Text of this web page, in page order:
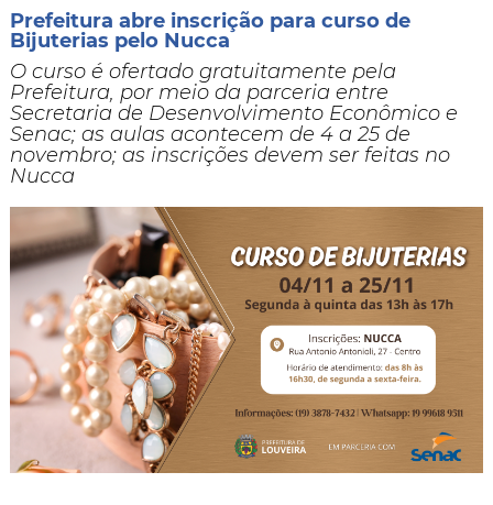
Prefeitura abre inscrição para curso de
Bijuterias pelo Nucca
​O curso é ofertado gratuitamente pela
Prefeitura, por meio da parceria entre
Secretaria de Desenvolvimento Econômico e
Senac; as aulas acontecem de 4 a 25 de
novembro; as inscrições devem ser feitas no
Nucca